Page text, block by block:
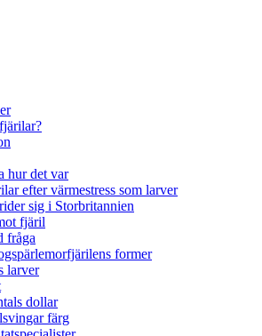
hur det var
efter värmestress som larver
sig i Storbritannien
fjäril
fråga
former
larver
dollar
färg